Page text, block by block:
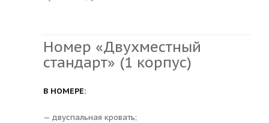
Номер «Двухместный
стандарт» (1 корпус)
В НОМЕРЕ:
— двуспальная кровать;